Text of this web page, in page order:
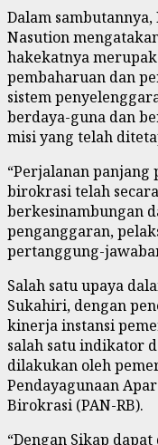
Dalam
Nasution
hakekatnya
pembaharuan dan
sistem
berdaya-guna dan
misi yang telah
“Perjalanan
birokrasi telah
berkesinambungan
penganggaran,
pertanggung-
Salah satu upaya
Sukahiri, dengan
kinerja instansi
salah satu indikator
dilakukan oleh
Pendayagunaan
Birokrasi (PAN-RB).
“Dengan Sikap